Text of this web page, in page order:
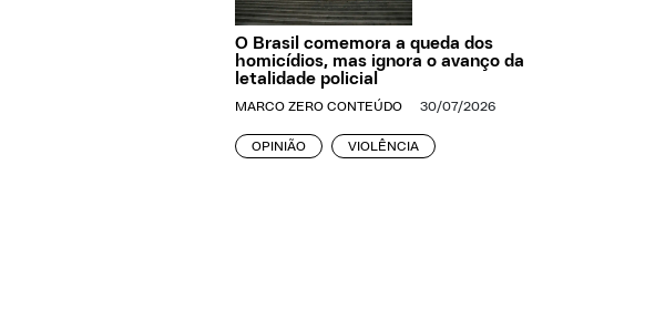
O Brasil comemora a queda dos
homicídios, mas ignora o avanço da
letalidade policial
MARCO ZERO CONTEÚDO 30/07/2026
OPINIÃO VIOLÊNCIA